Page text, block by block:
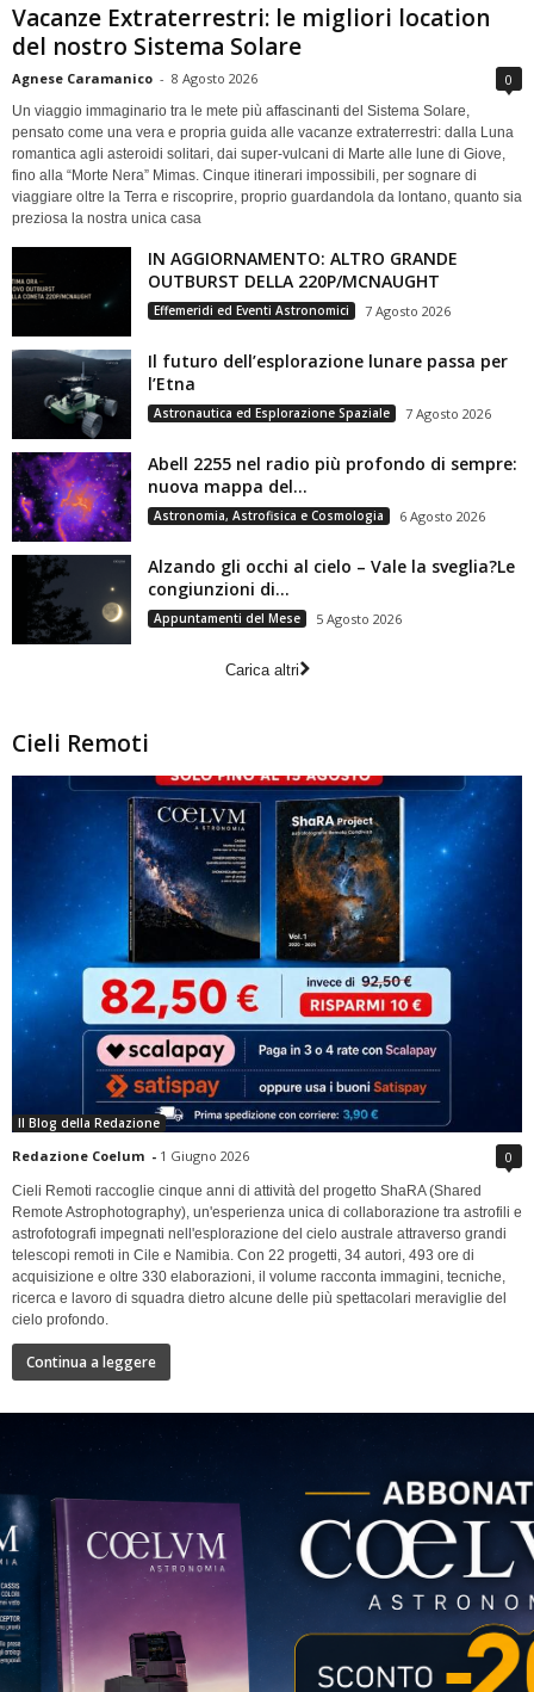
Vacanze Extraterrestri: le migliori location
del nostro Sistema Solare
Agnese Caramanico - 8 Agosto 2026 0
Un viaggio immaginario tra le mete più affascinanti del Sistema Solare,
pensato come una vera e propria guida alle vacanze extraterrestri: dalla Luna
romantica agli asteroidi solitari, dai super-vulcani di Marte alle lune di Giove,
fino alla “Morte Nera” Mimas. Cinque itinerari impossibili, per sognare di
viaggiare oltre la Terra e riscoprire, proprio guardandola da lontano, quanto sia
preziosa la nostra unica casa
IN AGGIORNAMENTO: ALTRO GRANDE
OUTBURST DELLA 220P/MCNAUGHT
Effemeridi ed Eventi Astronomici 7 Agosto 2026
Il futuro dell’esplorazione lunare passa per
l’Etna
Astronautica ed Esplorazione Spaziale 7 Agosto 2026
Abell 2255 nel radio più profondo di sempre:
nuova mappa del...
Astronomia, Astrofisica e Cosmologia 6 Agosto 2026
Alzando gli occhi al cielo – Vale la sveglia?Le
congiunzioni di...
Appuntamenti del Mese 5 Agosto 2026
Carica altri
Cieli Remoti
Il Blog della Redazione
Redazione Coelum - 1 Giugno 2026 0
Cieli Remoti raccoglie cinque anni di attività del progetto ShaRA (Shared
Remote Astrophotography), un'esperienza unica di collaborazione tra astrofili e
astrofotografi impegnati nell'esplorazione del cielo australe attraverso grandi
telescopi remoti in Cile e Namibia. Con 22 progetti, 34 autori, 493 ore di
acquisizione e oltre 330 elaborazioni, il volume racconta immagini, tecniche,
ricerca e lavoro di squadra dietro alcune delle più spettacolari meraviglie del
cielo profondo.
Continua a leggere